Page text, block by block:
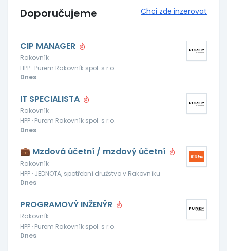
Doporučujeme Chci zde inzerovat
CIP MANAGER
Rakovník
HPP · Purem Rakovník spol. s r.o.
Dnes
IT SPECIALISTA
Rakovník
HPP · Purem Rakovník spol. s r.o.
Dnes
💼 Mzdová účetní / mzdový účetní
Rakovník
HPP · JEDNOTA, spotřební družstvo v Rakovníku
Dnes
PROGRAMOVÝ INŽENÝR
Rakovník
HPP · Purem Rakovník spol. s r.o.
Dnes